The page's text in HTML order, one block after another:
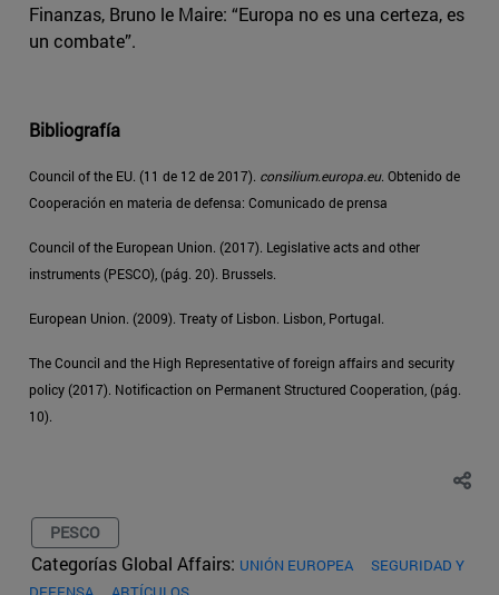
Finanzas, Bruno le Maire: “Europa no es una certeza, es
un combate”.
Bibliografía
Council of the EU. (11 de 12 de 2017). consilium.europa.eu. Obtenido de
Cooperación en materia de defensa: Comunicado de prensa
Council of the European Union. (2017). Legislative acts and other
instruments (PESCO), (pág. 20). Brussels.
European Union. (2009). Treaty of Lisbon. Lisbon, Portugal.
The Council and the High Representative of foreign affairs and security
policy (2017). Notificaction on Permanent Structured Cooperation, (pág.
10).
PESCO
Categorías Global Affairs: UNIÓN EUROPEA
SEGURIDAD Y